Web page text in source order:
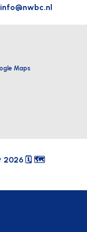
info@nwbc.nl
Maps
2026 🗓 🗺